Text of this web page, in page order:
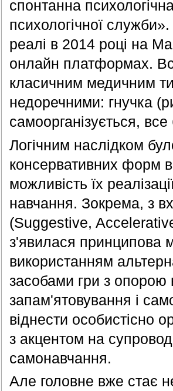
спонтанна
психологічної
реалі в 2014 році на
онлайн платформах.
класичним медичним
недоречними: гнучка
самоорганізується,
Логічним наслідком
консервативних форм в
можливість їх
навчання. Зокрема, з
(Suggestive,
з'явилася принципова
використанням
засобами гри з опорою
запам'ятовування і
віднести особистісно
з акцентом на
самонавчання.
Але головне вже стає